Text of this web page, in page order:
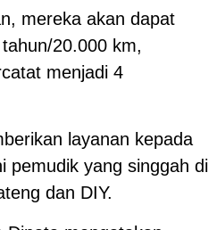
mereka akan dapat
20.000 km,
menjadi 4
layanan kepada
pemudik yang singgah di
dan DIY.